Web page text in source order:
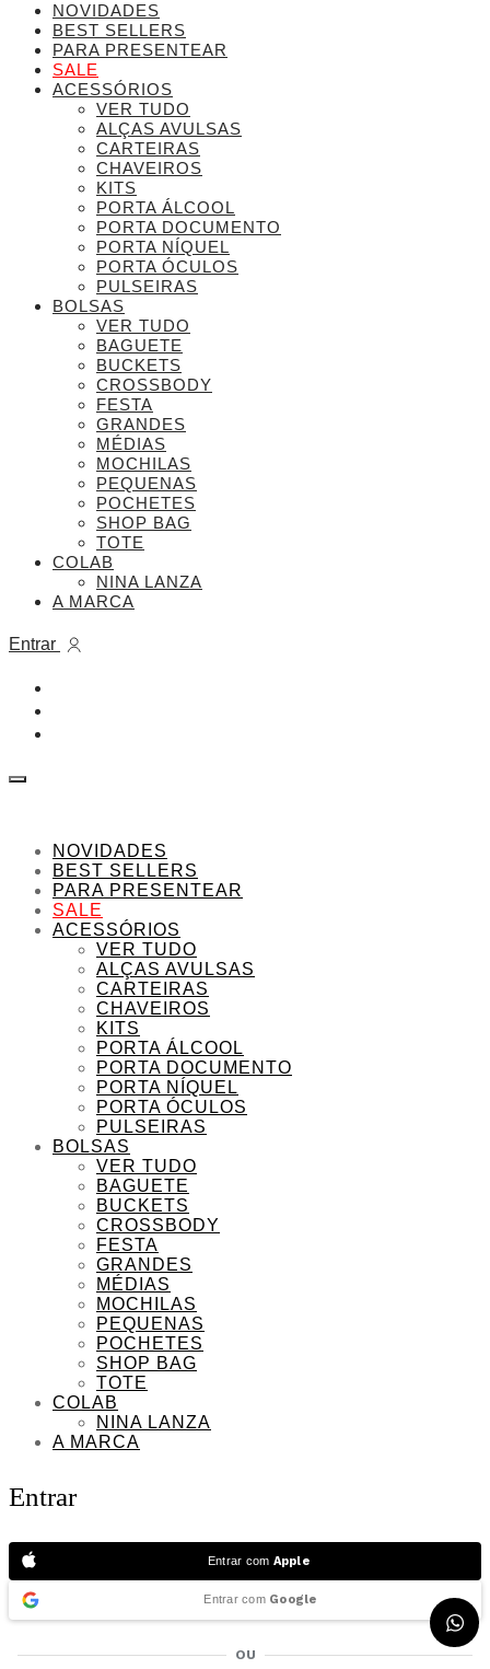
NOVIDADES
BEST SELLERS
PARA PRESENTEAR
SALE
ACESSÓRIOS
VER TUDO
ALÇAS AVULSAS
CARTEIRAS
CHAVEIROS
KITS
PORTA ÁLCOOL
PORTA DOCUMENTO
PORTA NÍQUEL
PORTA ÓCULOS
PULSEIRAS
BOLSAS
VER TUDO
BAGUETE
BUCKETS
CROSSBODY
FESTA
GRANDES
MÉDIAS
MOCHILAS
PEQUENAS
POCHETES
SHOP BAG
TOTE
COLAB
NINA LANZA
A MARCA
Entrar
NOVIDADES
BEST SELLERS
PARA PRESENTEAR
SALE
ACESSÓRIOS
VER TUDO
ALÇAS AVULSAS
CARTEIRAS
CHAVEIROS
KITS
PORTA ÁLCOOL
PORTA DOCUMENTO
PORTA NÍQUEL
PORTA ÓCULOS
PULSEIRAS
BOLSAS
VER TUDO
BAGUETE
BUCKETS
CROSSBODY
FESTA
GRANDES
MÉDIAS
MOCHILAS
PEQUENAS
POCHETES
SHOP BAG
TOTE
COLAB
NINA LANZA
A MARCA
Entrar
Entrar com Apple
Entrar com Google
OU